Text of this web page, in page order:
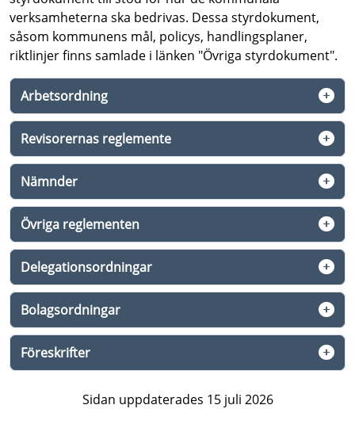
verksamheterna ska bedrivas. Dessa styrdokument,
såsom kommunens mål, policys, handlingsplaner,
riktlinjer finns samlade i länken "Övriga styrdokument".
Arbetsordning
Revisorernas reglemente
Nämnder
Övriga reglementen
Delegationsordningar
Bolagsordningar
Föreskrifter
Sidan uppdaterades 15 juli 2026